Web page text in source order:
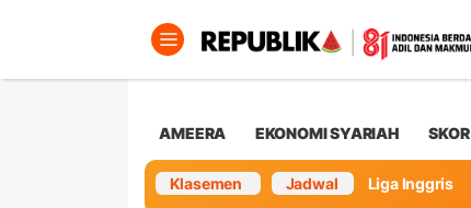
AMEERA EKONOMI SYARIAH SKOR
Klasemen Jadwal Liga Inggris